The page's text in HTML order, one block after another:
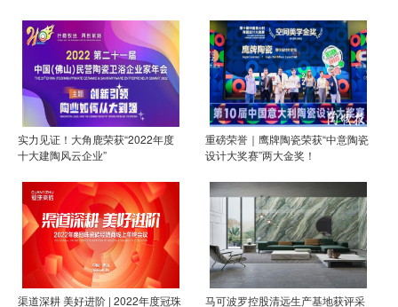
实力见证！大角鹿荣获“2022年度
十大建陶风云企业”
重磅荣誉｜鹰牌陶瓷荣获“中意陶瓷
设计大奖赛”两大金奖！
渠道深耕 美好进阶 | 2022年度冠珠
马可波罗控股清远生产基地获评采